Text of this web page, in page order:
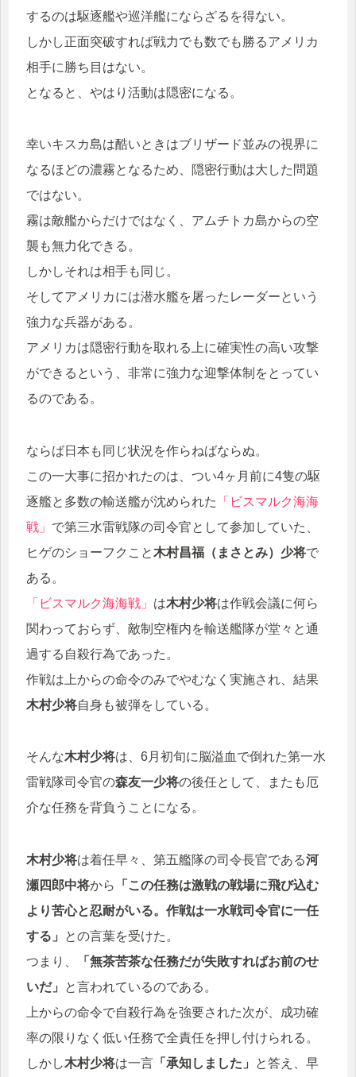
するのは駆逐艦や巡洋艦にならざるを得ない。
しかし正面突破すれば戦力でも数でも勝るアメリカ
相手に勝ち目はない。
となると、やはり活動は隠密になる。
幸いキスカ島は酷いときはブリザード並みの視界に
なるほどの濃霧となるため、隠密行動は大した問題
ではない。
霧は敵艦からだけではなく、アムチトカ島からの空
襲も無力化できる。
しかしそれは相手も同じ。
そしてアメリカには潜水艦を屠ったレーダーという
強力な兵器がある。
アメリカは隠密行動を取れる上に確実性の高い攻撃
ができるという、非常に強力な迎撃体制をとってい
るのである。
ならば日本も同じ状況を作らねばならぬ。
この一大事に招かれたのは、つい4ヶ月前に4隻の駆
逐艦と多数の輸送艦が沈められた
「ビスマルク海海
戦」 で第三水雷戦隊の司令官として参加していた、
ヒゲのショーフクこと木村昌福（まさとみ）少将で
ある。
「ビスマルク海海戦」 は木村少将は作戦会議に何ら
関わっておらず、敵制空権内を輸送艦隊が堂々と通
過する自殺行為であった。
作戦は上からの命令のみでやむなく実施され、結果
木村少将自身も被弾をしている。
そんな木村少将は、6月初旬に脳溢血で倒れた第一水
雷戦隊司令官の森友一少将の後任として、またも厄
介な任務を背負うことになる。
木村少将は着任早々、第五艦隊の司令長官である河
瀬四郎中将から
「この任務は激戦の戦場に飛び込む
より苦心と忍耐がいる。作戦は一水戦司令官に一任
する」
との言葉を受けた。
つまり、
「無茶苦茶な任務だが失敗すればお前のせ
いだ」
と言われているのである。
上からの命令で自殺行為を強要された次が、成功確
率の限りなく低い任務で全責任を押し付けられる。
しかし木村少将は一言 「承知しました」
と答え、早